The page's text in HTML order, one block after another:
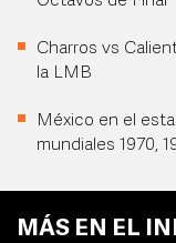
Charros vs
la LMB
México en el
mundiales 1970,
MÁS EN EL